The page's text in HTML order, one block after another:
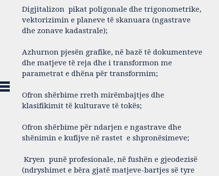
Digjitalizon pikat poligonale dhe trigonometrike,
vektorizimin e planeve të skanuara (ngastrave
dhe zonave kadastrale);
Azhurnon pjesën grafike, në bazë të dokumenteve
dhe matjeve të reja dhe i transformon me
parametrat e dhëna për transformim;
Ofron shërbime rreth mirëmbajtjes dhe
klasifikimit të kulturave të tokës;
Ofron shërbime për ndarjen e ngastrave dhe
shënimin e kufijve në rastet e shpronësimeve;
Kryen punë profesionale, në fushën e gjeodezisë
(ndryshimet e bëra gjatë matjeve-bartjes së tyre